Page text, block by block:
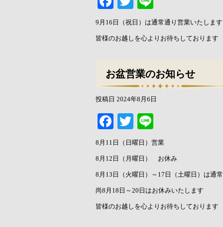
9月16日（祝日）は通常通り営業いたします
皆様のお越しを心よりお待ちしております
お盆営業のお知らせ
投稿日 2024年8月6日
Facebook
Twitter
8月11日（日曜日）営業
8月12日（月曜日） お休み
8月13日（火曜日）～17日（土曜日）は通
尚8月18日～20日はお休みいたします
皆様のお越しを心よりお待ちしております